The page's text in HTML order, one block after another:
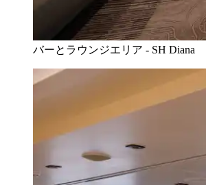
バーとラウンジエリア - SH Diana